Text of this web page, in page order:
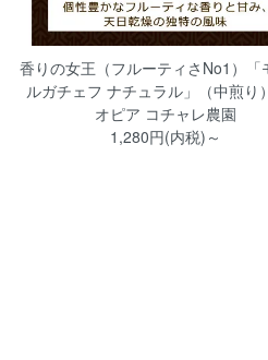
香りの女王（フルーティさNo1）「
ルガチェフ ナチュラル」（中煎り
オピア コチャレ農園
1,280円(内税)～